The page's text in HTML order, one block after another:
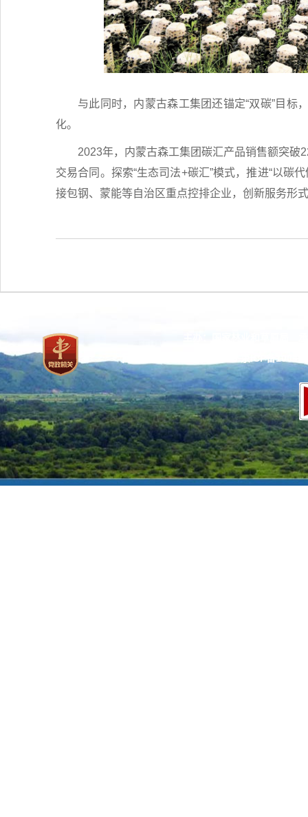
与此同时，内蒙古森工集团还锚定“双碳”目
化。
2023年，内蒙古森工集团碳汇产品销售额突
交易合同。探索“生态司法+碳汇”模式，推进“以碳
接包钢、蒙能等自治区重点控排企业，创新服务形
京ICP备